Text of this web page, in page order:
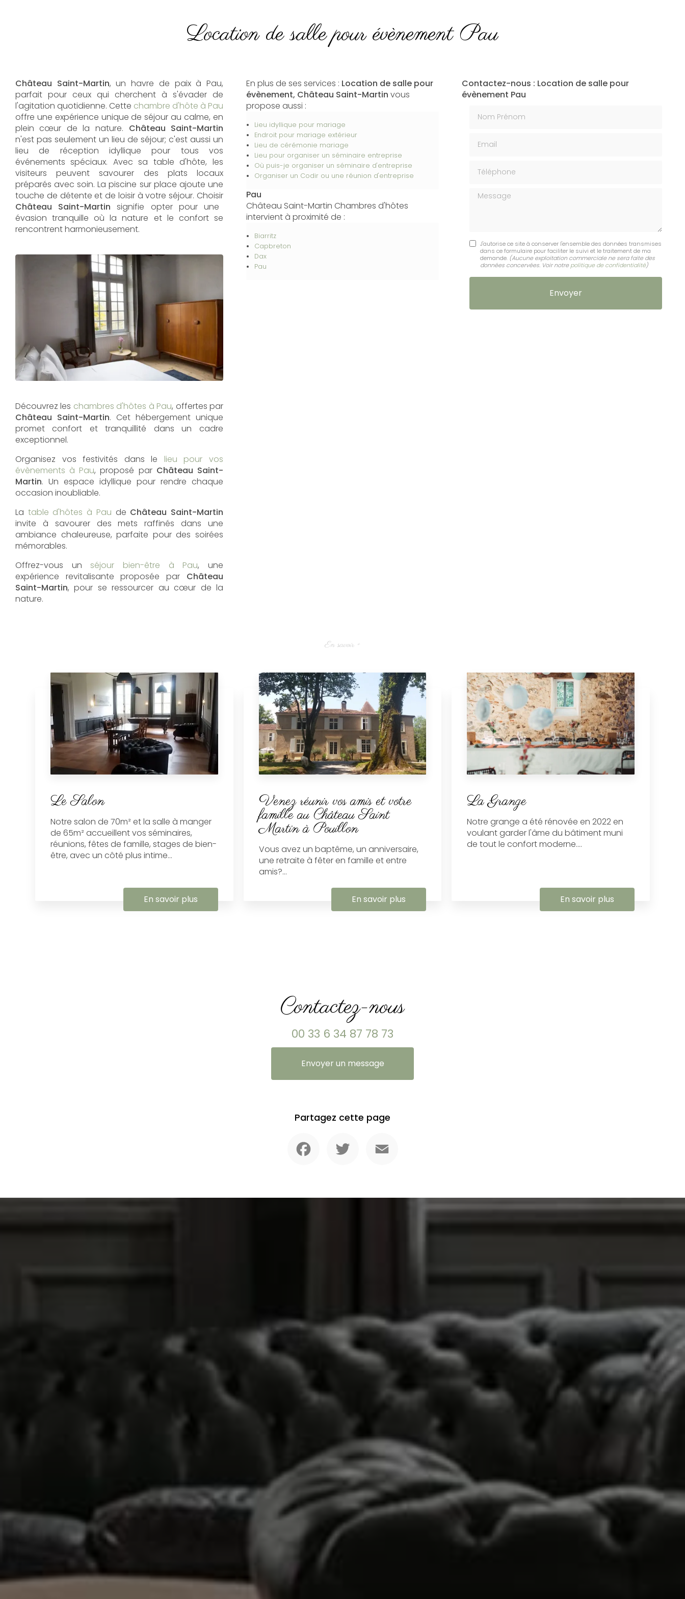
Location de salle pour évènement Pau
Château Saint-Martin, un havre de paix à Pau,
parfait pour ceux qui cherchent à s'évader de
l'agitation quotidienne. Cette chambre d'hôte à Pau
offre une expérience unique de séjour au calme, en
plein cœur de la nature. Château Saint-Martin
n'est pas seulement un lieu de séjour; c'est aussi un
lieu de réception idyllique pour tous vos
événements spéciaux. Avec sa table d'hôte, les
visiteurs peuvent savourer des plats locaux
préparés avec soin. La piscine sur place ajoute une
touche de détente et de loisir à votre séjour. Choisir
Château Saint-Martin signifie opter pour une
évasion tranquille où la nature et le confort se
rencontrent harmonieusement.
Découvrez les chambres d'hôtes à Pau, offertes par
Château Saint-Martin. Cet hébergement unique
promet confort et tranquillité dans un cadre
exceptionnel.
Organisez vos festivités dans le lieu pour vos
évènements à Pau, proposé par Château Saint-
Martin. Un espace idyllique pour rendre chaque
occasion inoubliable.
La table d'hôtes à Pau de Château Saint-Martin
invite à savourer des mets raffinés dans une
ambiance chaleureuse, parfaite pour des soirées
mémorables.
Offrez-vous un séjour bien-être à Pau, une
expérience revitalisante proposée par Château
Saint-Martin, pour se ressourcer au cœur de la
nature.
En plus de ses services : Location de salle pour
évènement, Château Saint-Martin vous
propose aussi :
Lieu idyllique pour mariage
Endroit pour mariage extérieur
Lieu de cérémonie mariage
Lieu pour organiser un séminaire entreprise
Où puis-je organiser un séminaire d'entreprise
Organiser un Codir ou une réunion d'entreprise
Pau
Château Saint-Martin Chambres d'hôtes
intervient à proximité de :
Biarritz
Capbreton
Dax
Pau
Contactez-nous : Location de salle pour
évènement Pau
Message
J'autorise ce site à conserver l'ensemble des données transmises
dans ce formulaire pour faciliter le suivi et le traitement de ma
demande. (Aucune exploitation commerciale ne sera faite des
données concervées. Voir notre politique de confidentialité)
En savoir +
Le Salon
Notre salon de 70m² et la salle à manger
de 65m² accueillent vos séminaires,
réunions, fêtes de famille, stages de bien-
être, avec un côté plus intime...
En savoir plus
Venez réunir vos amis et votre
famille au Château Saint
Martin à Pouillon
Vous avez un baptême, un anniversaire,
une retraite à fêter en famille et entre
amis?...
En savoir plus
La Grange
Notre grange a été rénovée en 2022 en
voulant garder l'âme du bâtiment muni
de tout le confort moderne....
En savoir plus
Contactez-nous
00 33 6 34 87 78 73
Envoyer un message
Partagez cette page